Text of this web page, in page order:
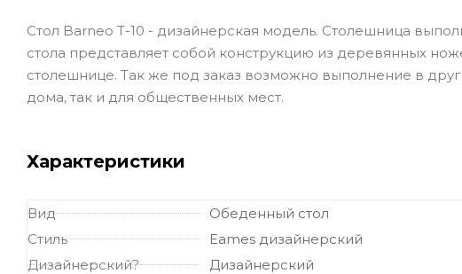
Стол Barneo T-10 - дизайнерская модель. Столешница
стола представляет собой конструкцию из деревянных
столешнице. Так же под заказ возможно выполнение в
дома, так и для общественных мест.
Характеристики
Вид
Обеденный стол
Стиль
Eames дизайнерский
Дизайнерский?
Дизайнерский